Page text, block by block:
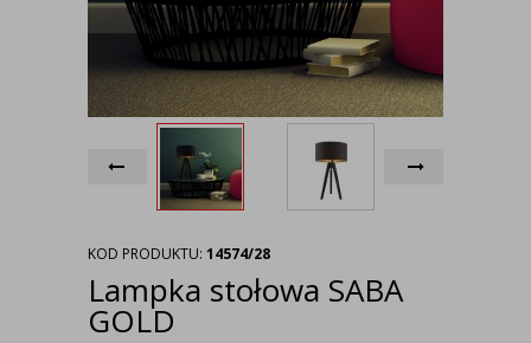
KOD PRODUKTU: 14574/28
Lampka stołowa SABA
GOLD